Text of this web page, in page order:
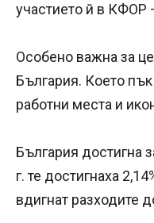
участието й в КФОР
Особено важна за
България. Което
работни места и
България достигна
г. те достигнаха
вдигнат разходите